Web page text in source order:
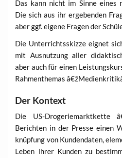
Das kann nicht im Sin­ne eines
Die sich aus ihr erge­ben­den
aber ggf. eige­ne Fra­gen der
Die Unter­richts­skiz­ze eig­net
mit Aus­nut­zung aller
aber auch für einen
Rah­men­the­mas
Der Kontext
Die US-Dro­ge­rie­markt­ket­te
Berich­ten in der Pres­se einen
knüp­fung von Kun­den­da­ten,
Leben ihrer Kun­den zu